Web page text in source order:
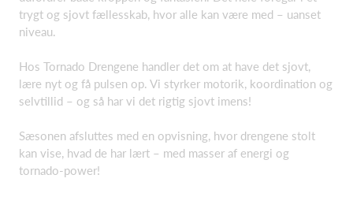
trygt og sjovt fællesskab, hvor alle kan være med – uanset
niveau.
Hos Tornado Drengene handler det om at have det sjovt,
lære nyt og få pulsen op. Vi styrker motorik, koordination og
selvtillid – og så har vi det rigtig sjovt imens!
Sæsonen afsluttes med en opvisning, hvor drengene stolt
kan vise, hvad de har lært – med masser af energi og
tornado-power!